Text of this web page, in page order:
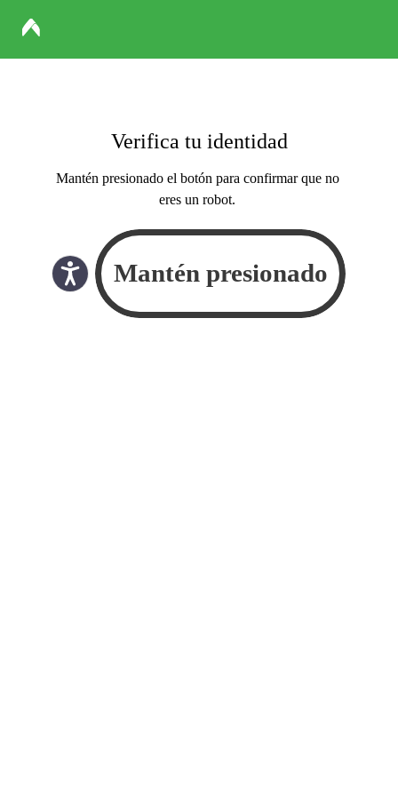
Verifica tu identidad
Mantén presionado el botón para confirmar que no
eres un robot.